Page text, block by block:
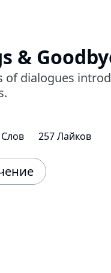
&
of dialogues
257 Лайков